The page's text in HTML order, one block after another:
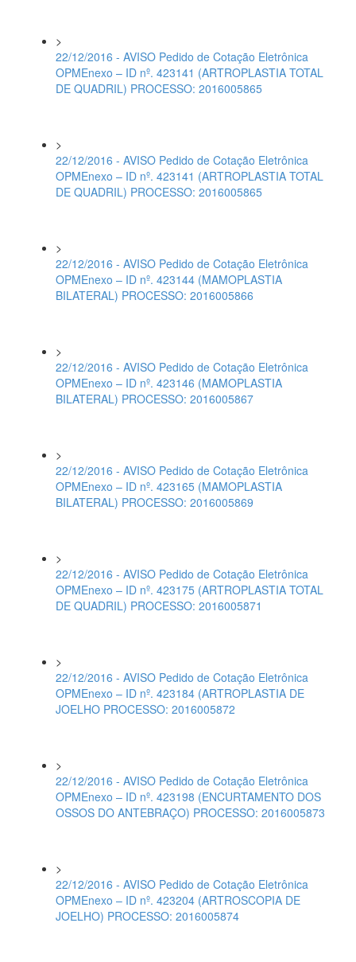
>
22/12/2016 - AVISO Pedido de Cotação Eletrônica
OPMEnexo – ID nº. 423141 (ARTROPLASTIA TOTAL
DE QUADRIL) PROCESSO: 2016005865
>
22/12/2016 - AVISO Pedido de Cotação Eletrônica
OPMEnexo – ID nº. 423141 (ARTROPLASTIA TOTAL
DE QUADRIL) PROCESSO: 2016005865
>
22/12/2016 - AVISO Pedido de Cotação Eletrônica
OPMEnexo – ID nº. 423144 (MAMOPLASTIA
BILATERAL) PROCESSO: 2016005866
>
22/12/2016 - AVISO Pedido de Cotação Eletrônica
OPMEnexo – ID nº. 423146 (MAMOPLASTIA
BILATERAL) PROCESSO: 2016005867
>
22/12/2016 - AVISO Pedido de Cotação Eletrônica
OPMEnexo – ID nº. 423165 (MAMOPLASTIA
BILATERAL) PROCESSO: 2016005869
>
22/12/2016 - AVISO Pedido de Cotação Eletrônica
OPMEnexo – ID nº. 423175 (ARTROPLASTIA TOTAL
DE QUADRIL) PROCESSO: 2016005871
>
22/12/2016 - AVISO Pedido de Cotação Eletrônica
OPMEnexo – ID nº. 423184 (ARTROPLASTIA DE
JOELHO PROCESSO: 2016005872
>
22/12/2016 - AVISO Pedido de Cotação Eletrônica
OPMEnexo – ID nº. 423198 (ENCURTAMENTO DOS
OSSOS DO ANTEBRAÇO) PROCESSO: 2016005873
>
22/12/2016 - AVISO Pedido de Cotação Eletrônica
OPMEnexo – ID nº. 423204 (ARTROSCOPIA DE
JOELHO) PROCESSO: 2016005874